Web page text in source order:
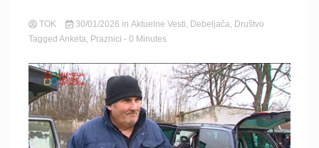
TOK 30/01/2026 in Aktuelne Vesti, Debeljača, Društvo
Tagged Anketa, Praznici - 0 Minutes